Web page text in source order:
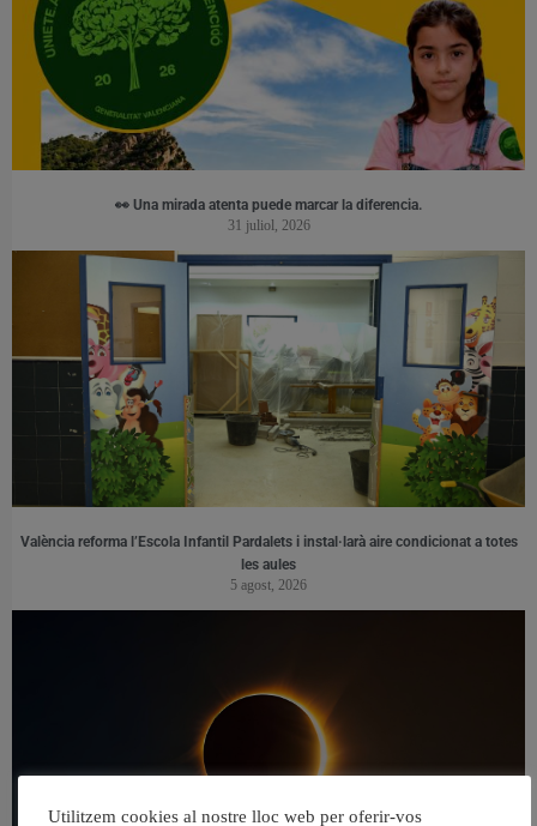
👀 Una mirada atenta puede marcar la diferencia.
31 juliol, 2026
València reforma l’Escola Infantil Pardalets i instal·larà aire condicionat a totes
les aules
5 agost, 2026
Utilitzem cookies al nostre lloc web per oferir-vos